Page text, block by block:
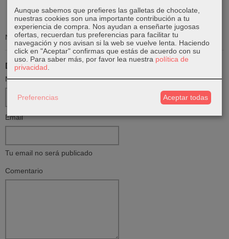
San Antonio de Padua
No se encontraron resultados.
Deja un Comentario
Nombre
Email
Tu email no será publicado
Comentario
Aunque sabemos que prefieres las galletas de chocolate,
nuestras cookies son una importante contribución a tu
experiencia de compra. Nos ayudan a enseñarte jugosas
ofertas, recuerdan tus preferencias para facilitar tu
navegación y nos avisan si la web se vuelve lenta. Haciendo
click en "Aceptar" confirmas que estás de acuerdo con su
uso. Para saber más, por favor lea nuestra política de
privacidad
Preferencias Aceptar todas